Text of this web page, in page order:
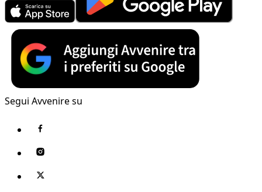
Segui Avvenire su